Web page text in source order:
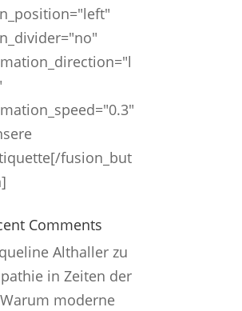
fusion_but
Comments
Althaller zu
in Zeiten der
moderne